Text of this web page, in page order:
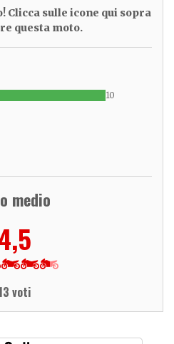
Clicca sulle icone qui sopra
questa moto.
10
medio
voti